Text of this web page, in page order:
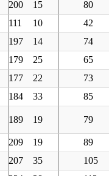
200 15 80
111 10 42
197 14 74
179 25 65
177 22 73
184 33 85
189 19 79
209 19 89
207 35 105